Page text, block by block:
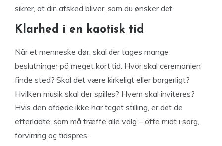
sikrer, at din afsked bliver, som du ønsker det.
Klarhed i en kaotisk tid
Når et menneske dør, skal der tages mange
beslutninger på meget kort tid. Hvor skal ceremonien
finde sted? Skal det være kirkeligt eller borgerligt?
Hvilken musik skal der spilles? Hvem skal inviteres?
Hvis den afdøde ikke har taget stilling, er det de
efterladte, som må træffe alle valg – ofte midt i sorg,
forvirring og tidspres.